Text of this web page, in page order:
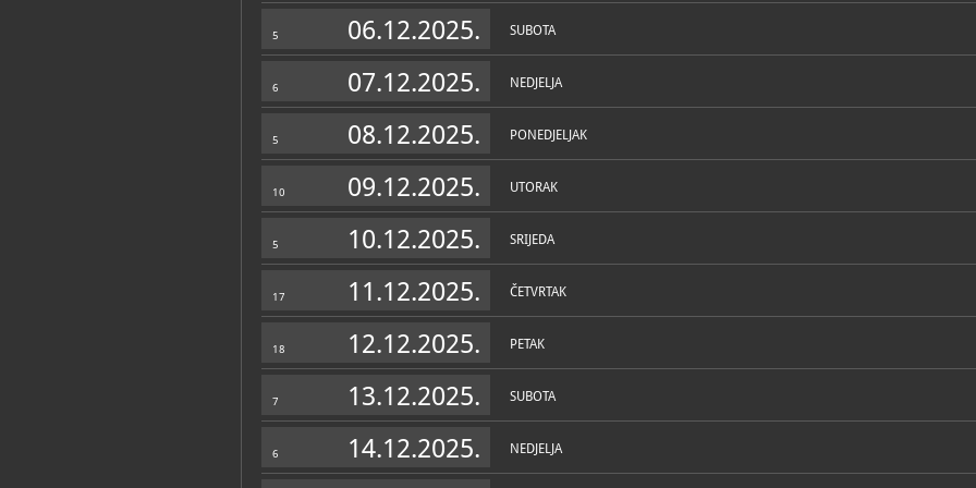
5 06.12.2025. SUBOTA
6 07.12.2025. NEDJELJA
5 08.12.2025. PONEDJELJAK
10 09.12.2025. UTORAK
5 10.12.2025. SRIJEDA
17 11.12.2025. ČETVRTAK
18 12.12.2025. PETAK
7 13.12.2025. SUBOTA
6 14.12.2025. NEDJELJA